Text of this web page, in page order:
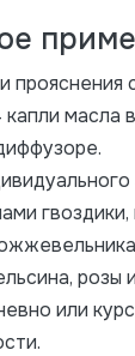
прояснения
масла
гвоздики,
розы
или